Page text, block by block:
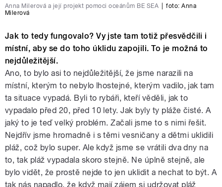
Anna Milerová a její projekt pomoci oceánům BE SEA foto:Anna
Milerová
Jak to tedy fungovalo? Vy jste tam totiž přesvědčili i
místní, aby se do toho úklidu zapojili. To je možná to
nejdůležitější.
Ano, to bylo asi to nejdůležitější, že jsme narazili na
místní, kterým to nebylo lhostejné, kterým vadilo, jak tam
ta situace vypadá. Byli to rybáři, kteří věděli, jak to
vypadalo před 20, před 10 lety. Jak byly ty pláže čisté. A
jaký to je teď velký problém. Začali jsme to s nimi řešit.
Nejdřív jsme hromadně i s těmi vesničany a dětmi uklidili
pláž, což bylo super. Ale když jsme se vrátili dva dny na
to, tak pláž vypadala skoro stejně. Ne úplně stejně, ale
bylo vidět, že prostě nejde to jen uklidit a nechat to být. A
tak nás napadlo, že když mají zájem si udržovat pláž